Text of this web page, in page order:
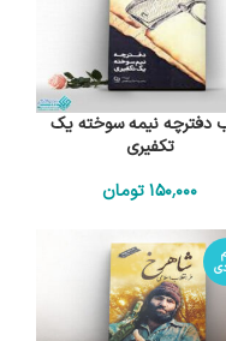
دفترچه نیمه سوخته یک
تکفیری
150٬000تومان